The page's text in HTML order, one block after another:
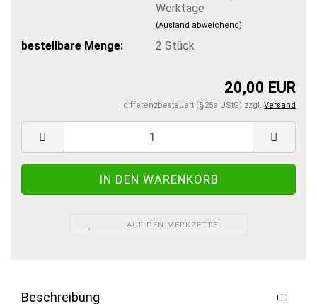
Werktage
(Ausland abweichend)
bestellbare Menge: 2 Stück
20,00 EUR
differenzbesteuert (§25a UStG) zzgl. Versand
AUF DEN MERKZETTEL
Beschreibung